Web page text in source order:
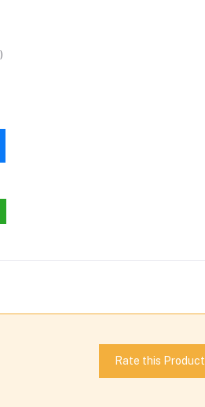
Rate this Product